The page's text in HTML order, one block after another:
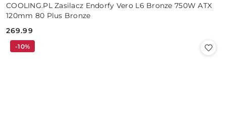
COOLING.PL Zasilacz Endorfy Vero L6 Bronze 750W ATX
120mm 80 Plus Bronze
Cena:
269.99
-10%